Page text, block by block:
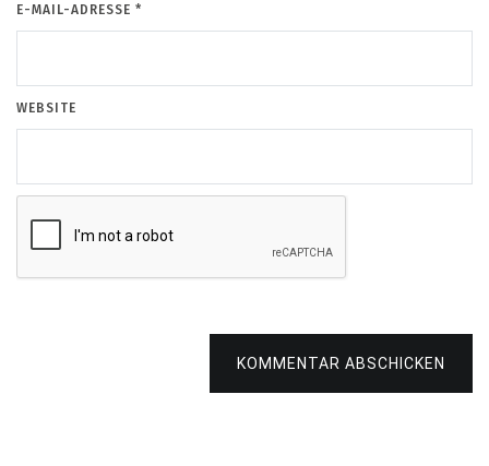
E-MAIL-ADRESSE *
WEBSITE
KOMMENTAR ABSCHICKEN